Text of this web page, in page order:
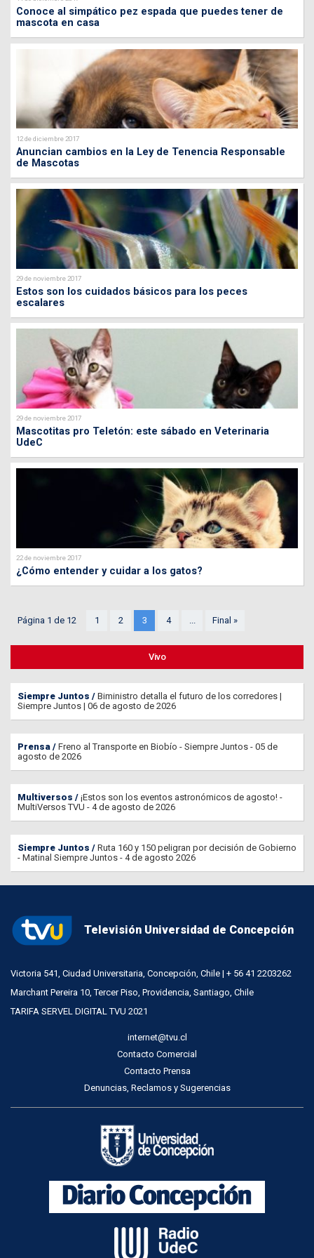
Conoce al simpático pez espada que puedes tener de
mascota en casa
12 de diciembre 2017
Anuncian cambios en la Ley de Tenencia Responsable
de Mascotas
29 de noviembre 2017
Estos son los cuidados básicos para los peces
escalares
29 de noviembre 2017
Mascotitas pro Teletón: este sábado en Veterinaria
UdeC
22 de noviembre 2017
¿Cómo entender y cuidar a los gatos?
Página 1 de 12 1 2 3 4 ... Final »
Vivo
Siempre Juntos
Biministro detalla el futuro de los corredores |
Siempre Juntos | 06 de agosto de 2026
Prensa
Freno al Transporte en Biobío - Siempre Juntos - 05 de
agosto de 2026
Multiversos
¡Estos son los eventos astronómicos de agosto! -
MultiVersos TVU - 4 de agosto de 2026
Siempre Juntos
Ruta 160 y 150 peligran por decisión de Gobierno
- Matinal Siempre Juntos - 4 de agosto 2026
Televisión Universidad de Concepción
Victoria 541, Ciudad Universitaria, Concepción, Chile | + 56 41 2203262
Marchant Pereira 10, Tercer Piso, Providencia, Santiago, Chile
TARIFA SERVEL DIGITAL TVU 2021
internet@tvu.cl
Contacto Comercial
Contacto Prensa
Denuncias, Reclamos y Sugerencias